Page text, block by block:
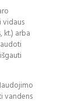
vidaus
kt.) arba
vandens